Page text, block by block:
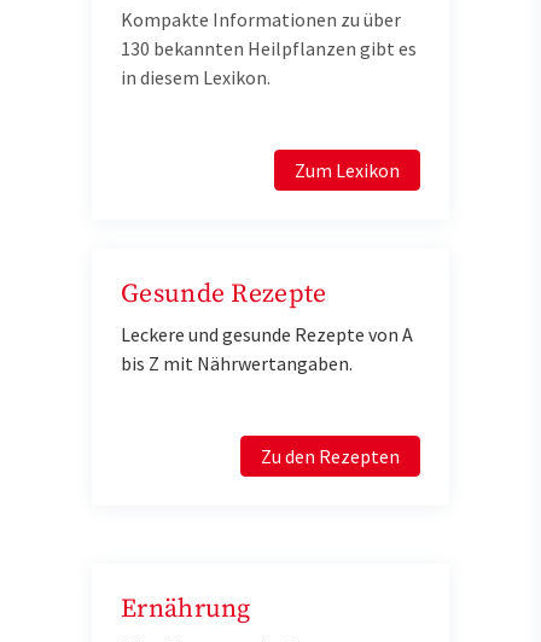
Kompakte Informationen zu über
130 bekannten Heilpflanzen gibt es
in diesem Lexikon.
Zum Lexikon
Gesunde Rezepte
Leckere und gesunde Rezepte von A
bis Z mit Nährwertangaben.
Zu den Rezepten
Ernährung